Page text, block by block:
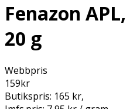
Fenazon
20 g
Webbpris
159kr
Butikspris: 165 kr,